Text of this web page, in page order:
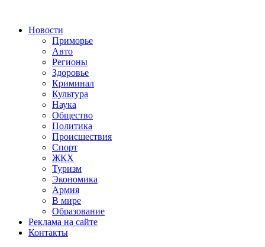
Новости
Приморье
Авто
Регионы
Здоровье
Криминал
Культура
Наука
Общество
Политика
Происшествия
Спорт
ЖКХ
Туризм
Экономика
Армия
В мире
Образование
Реклама на сайте
Контакты